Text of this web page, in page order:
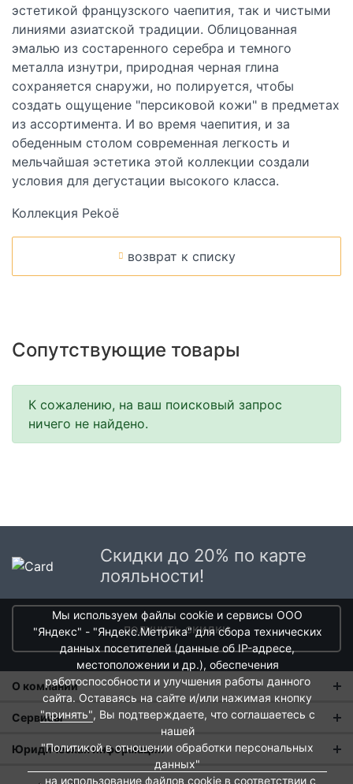
эстетикой французского чаепития, так и чистыми
линиями азиатской традиции. Облицованная
эмалью из состаренного серебра и темного
металла изнутри, природная черная глина
сохраняется снаружи, но полируется, чтобы
создать ощущение "персиковой кожи" в предметах
из ассортимента. И во время чаепития, и за
обеденным столом современная легкость и
мельчайшая эстетика этой коллекции создали
условия для дегустации высокого класса.
Коллекция Pekoë
возврат к списку
Сопутствующие товары
К сожалению, на ваш поисковый запрос
ничего не найдено.
Скидки до 20% по карте
лояльности!
получить скидки
О компании
О нас
Магазины
Новости
Сервисы
Оплата и тарифы доставки
Обмен и возврат
Юридическая информация
Пользовательское соглашение
Мы используем файлы cookie и сервисы ООО
"Яндекс" - "Яндекс.Метрика" для сбора технических
данных посетителей (данные об IP-адресе,
местоположении и др.), обеспечения
работоспособности и улучшения работы данного
сайта. Оставаясь на сайте и/или нажимая кнопку
"принять", Вы подтверждаете, что соглашаетесь с
нашей
"Политикой в отношении обработки персональных
данных"
, на использование файлов cookie в соответствии с